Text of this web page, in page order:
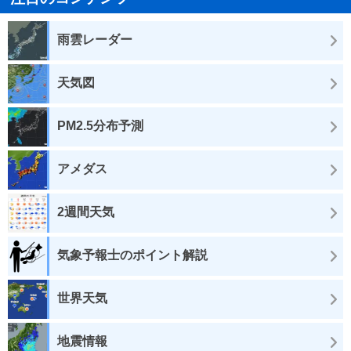
雨雲レーダー
天気図
PM2.5分布予測
アメダス
2週間天気
気象予報士のポイント解説
世界天気
地震情報